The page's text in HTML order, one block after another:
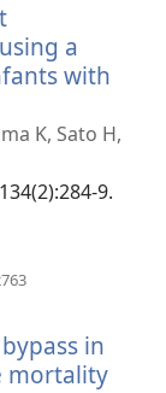
a
with
K, Sato H,
9.
вікні)
in
mortality